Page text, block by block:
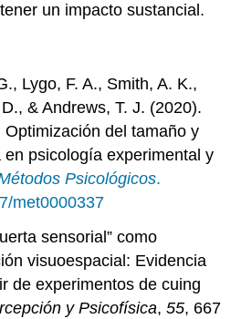
un impacto sustancial.
Lygo, F. A., Smith, A. K.,
& Andrews, T. J. (2020).
del tamaño y
psicología experimental y
Psicológicos.
met0000337
sensorial” como
visuoespacial: Evidencia
de experimentos de cuing
y Psicofísica,55, 667